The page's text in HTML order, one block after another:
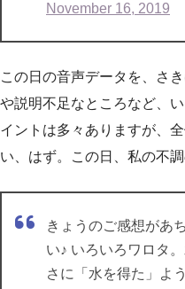
November 16, 2019
この日の音声データを、さ
や説明不足なところなど、
イントは多々ありますが、
い、はず。この日、私の不
きょうのご感想があ
い♪ いろいろワロタ
さに「水を得た」よ